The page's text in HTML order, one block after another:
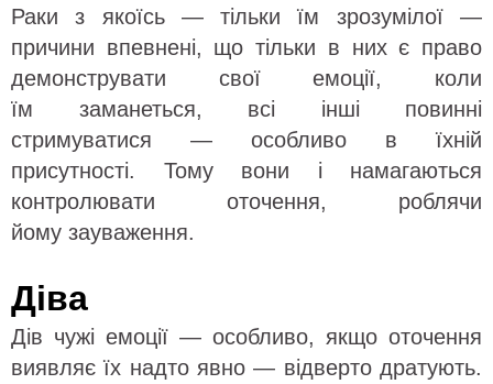
Раки з якоїсь — тільки їм зрозумілої —
причини впевнені, що тільки в них є право
демонструвати свої емоції, коли
їм заманеться, всі інші повинні
стримуватися — особливо в їхній
присутності. Тому вони і намагаються
контролювати оточення, роблячи
йому зауваження.
Діва
Дів чужі емоції — особливо, якщо оточення
виявляє їх надто явно — відверто дратують.